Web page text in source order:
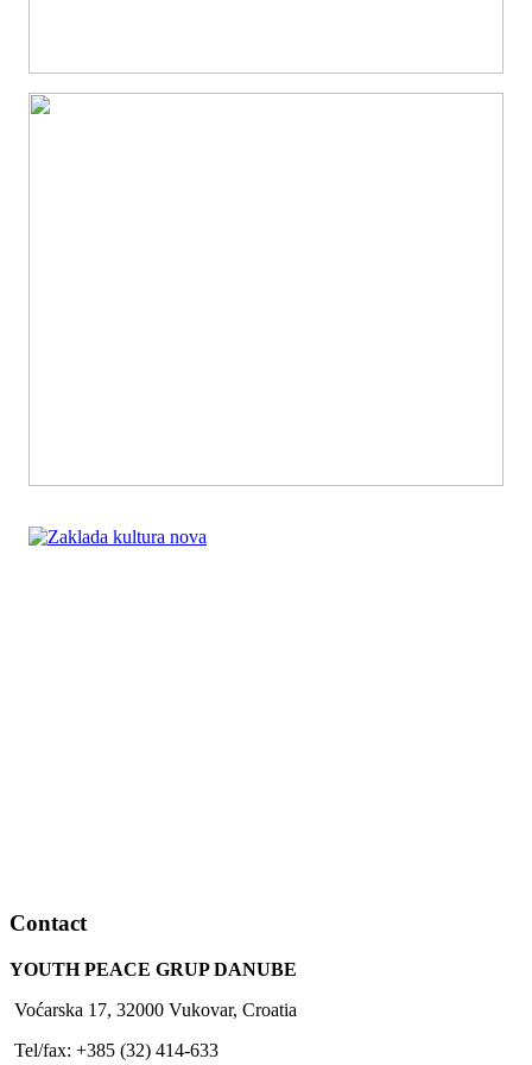
Contact
YOUTH PEACE GRUP DANUBE
Voćarska 17, 32000 Vukovar, Croatia
Tel/fax: +385 (32) 414-633